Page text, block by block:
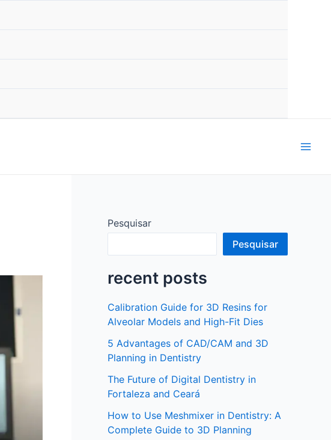
Pesquisar
Pesquisar
recent posts
Calibration Guide for 3D Resins for
Alveolar Models and High-Fit Dies
5 Advantages of CAD/CAM and 3D
Planning in Dentistry
The Future of Digital Dentistry in
Fortaleza and Ceará
How to Use Meshmixer in Dentistry: A
Complete Guide to 3D Planning